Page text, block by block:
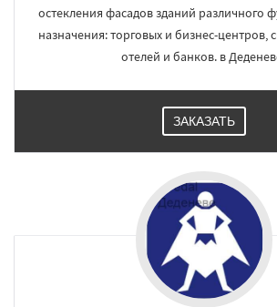
остекления фасадов зданий различного
назначения: торговых и бизнес-центров,
отелей и банков. в
ЗАКАЗАТЬ